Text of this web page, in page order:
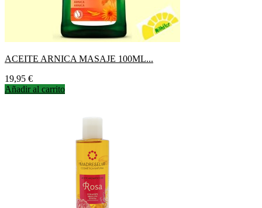
ACEITE ARNICA MASAJE 100ML...
Precio
19,95 €
Añadir al carrito